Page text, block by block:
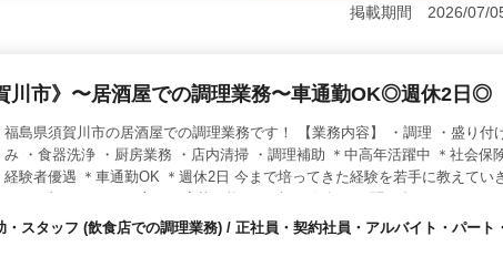
齢に関係なく、積極的に活躍していただける環境が整っています。
迎しています。経験豊富な方々のご応募をお待ちしています。福祉施設
待ちしています。
掲載期間 2026/07/
川市》〜居酒屋での調理業務〜車通勤OK◎週休2日◎
福島県須賀川市の居酒屋での調理業務です！ 【業務内容】 ・調理 ・盛り付
み ・食器洗浄 ・厨房業務 ・店内清掃 ・調理補助 ＊中高年活躍中 ＊社会保
経験者優遇 ＊車通勤OK ＊週休2日 今まで培ってきた経験を若手に教えてい
か？ ブランクのある方もご応募可能！まずはお気軽にお問い合わせください
・スタッフ (飲食店での調理業務) / 正社員・契約社員・アルバイト・パート